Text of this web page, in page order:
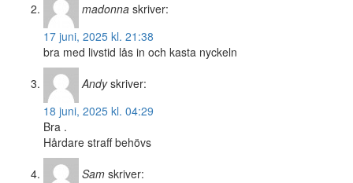
madonna skriver:
17 juni, 2025 kl. 21:38
bra med livstid lås in och kasta nyckeln
Andy skriver:
18 juni, 2025 kl. 04:29
Bra .
Hårdare straff behövs
Sam skriver: